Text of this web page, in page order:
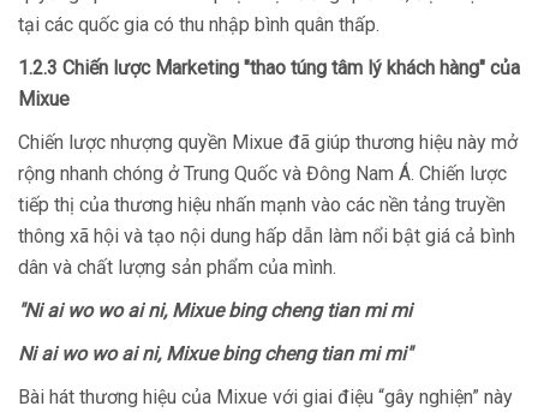
tại các quốc gia có thu nhập bình quân thấp.
1.2.3 Chiến lược Marketing "thao túng tâm lý khách hàng" của
Mixue
Chiến lược nhượng quyền Mixue đã giúp thương hiệu này mở
rộng nhanh chóng ở Trung Quốc và Đông Nam Á. Chiến lược
tiếp thị của thương hiệu nhấn mạnh vào các nền tảng truyền
thông xã hội và tạo nội dung hấp dẫn làm nổi bật giá cả bình
dân và chất lượng sản phẩm của mình.
"Ni ai wo wo ai ni, Mixue bing cheng tian mi mi
Ni ai wo wo ai ni, Mixue bing cheng tian mi mi"
Bài hát thương hiệu của Mixue với giai điệu “gây nghiện” này